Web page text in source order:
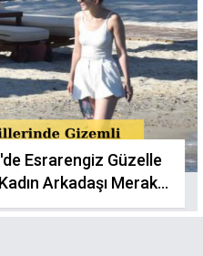
Esrarengiz Güzelle
Arkadaşı Merak
Oldu!"